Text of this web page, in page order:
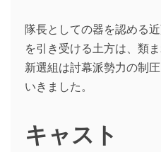
隊長としての器を認める
を引き受ける土方は、類
新選組は討幕派勢力の制
いきました。
キャスト